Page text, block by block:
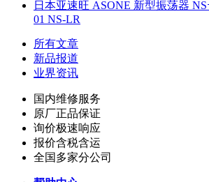
日本亚速旺 ASONE 新型振荡器
01 NS-LR
所有文章
新品报道
业界资讯
国内维修服务
原厂正品保证
询价极速响应
报价含税含运
全国多家分公司